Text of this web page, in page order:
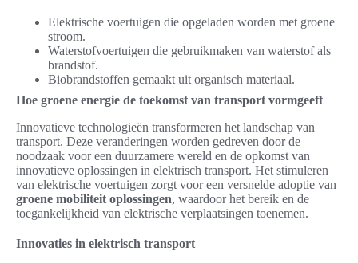
Elektrische voertuigen die opgeladen worden met groene
stroom.
Waterstofvoertuigen die gebruikmaken van waterstof als
brandstof.
Biobrandstoffen gemaakt uit organisch materiaal.
Hoe groene energie de toekomst van transport vormgeeft
Innovatieve technologieën transformeren het landschap van
transport. Deze veranderingen worden gedreven door de
noodzaak voor een duurzamere wereld en de opkomst van
innovatieve oplossingen in elektrisch transport. Het stimuleren
van elektrische voertuigen zorgt voor een versnelde adoptie van
groene mobiliteit oplossingen, waardoor het bereik en de
toegankelijkheid van elektrische verplaatsingen toenemen.
Innovaties in elektrisch transport